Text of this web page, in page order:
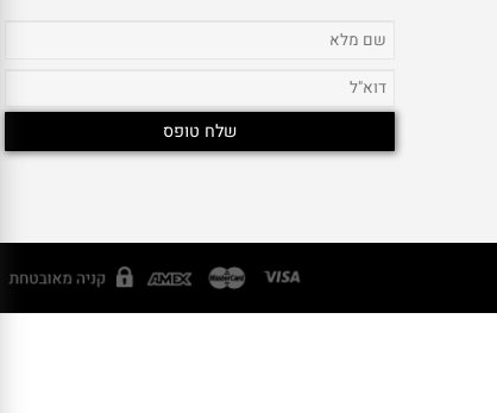
ניוזלטר
לקבלת מבצעים חמים הרשמו עכשיו!